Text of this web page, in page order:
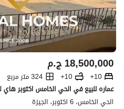
ج.م18,500,000
10+
10+
324 متر مربع
الحي الخامس، 6 اكتوبر، الجيزة